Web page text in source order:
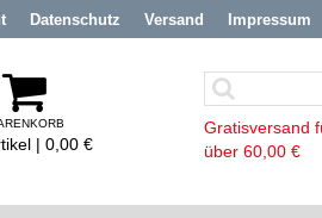
Datenschutz Versand Impressum
| 0,00 €
Gratisversand
über 60,00 €